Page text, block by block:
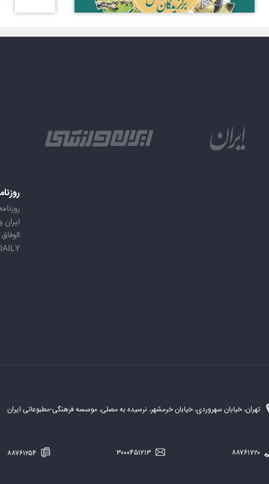
الوفاق
تهران، خیابان سهروردی، خیابان خرمشهر، نرسیده به مصلی، موسسه فرهنگی-مطبوعاتی ایران